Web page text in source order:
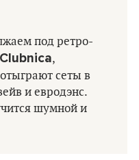
под ретро-
Clubnica,
отыграют сеты в
и евродэнс.
шумной и